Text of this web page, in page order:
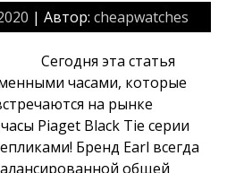
| Автор: cheapwatches
Сегодня эта статья
часами, которые
на рынке
Piaget Black Tie серии
Бренд Earl всегда
общей